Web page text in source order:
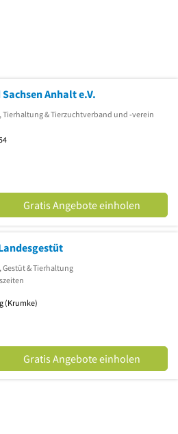
Anhalt e.V.
, Tierhaltung & Tierzuchtverband und -verein
Gratis Angebote einholen
, Gestüt & Tierhaltung
(Krumke)
Gratis Angebote einholen